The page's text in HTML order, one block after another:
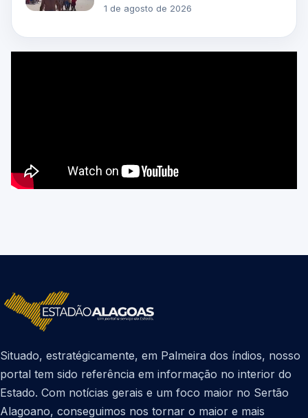
1 de agosto de 2026
Situado, estratégicamente, em Palmeira dos índios, nosso
portal tem sido referência em informação no interior do
Estado. Com notícias gerais e um foco maior no Sertão
Alagoano, conseguimos nos tornar o maior e mais